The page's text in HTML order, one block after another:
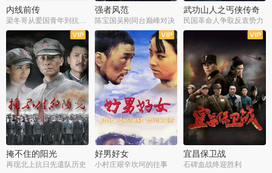
内线前传 强者风范
陈宝国吴刚同台巅峰对决
武功山人之丐侠传奇
民国革命人争取反袁势力
全38集
掩不住的阳光
再现北上抗日先遣队历史
全9集
好男好女
小村庄艰辛坎坷的往事
全35集
宜昌保卫战
石碑血战终迎胜利